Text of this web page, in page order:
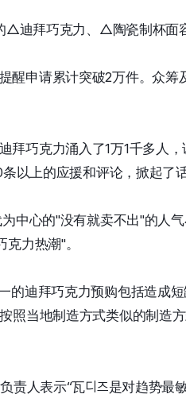
△迪拜巧克力、△陶瓷制杯面
醒申请累计突破2万件。众
拜巧克力涌入了1万1千多人
以上的应援和评论，掀起了
中心的"没有就卖不出"的人
克力热潮"。
的迪拜巧克力预购包括造
照当地制造方式类似的制造
负责人表示“瓦디즈是对趋势